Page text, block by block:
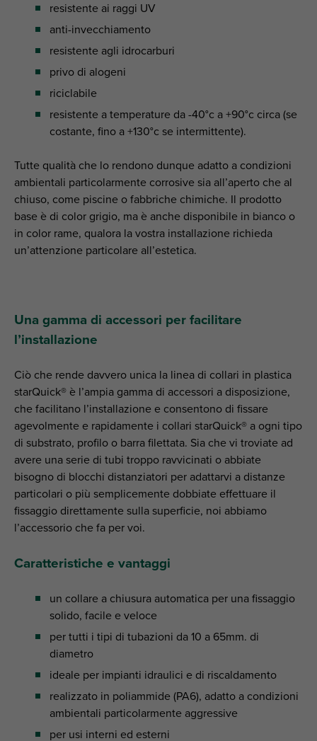
resistente ai raggi UV
anti-invecchiamento
resistente agli idrocarburi
privo di alogeni
riciclabile
resistente a temperature da -40°c a +90°c circa (se
costante, fino a +130°c se intermittente).
Tutte qualità che lo rendono dunque adatto a condizioni
ambientali particolarmente corrosive sia all’aperto che al
chiuso, come piscine o fabbriche chimiche. Il prodotto
base è di color grigio, ma è anche disponibile in bianco o
in color rame, qualora la vostra installazione richieda
un’attenzione particolare all’estetica.
Una gamma di accessori per facilitare
l’installazione
Ciò che rende davvero unica la linea di collari in plastica
starQuick® è l’ampia gamma di accessori a disposizione,
che facilitano l’installazione e consentono di fissare
agevolmente e rapidamente i collari starQuick® a ogni tipo
di substrato, profilo o barra filettata. Sia che vi troviate ad
avere una serie di tubi troppo ravvicinati o abbiate
bisogno di blocchi distanziatori per adattarvi a distanze
particolari o più semplicemente dobbiate effettuare il
fissaggio direttamente sulla superficie, noi abbiamo
l’accessorio che fa per voi.
Caratteristiche e vantaggi
un collare a chiusura automatica per una fissaggio
solido, facile e veloce
per tutti i tipi di tubazioni da 10 a 65mm. di
diametro
ideale per impianti idraulici e di riscaldamento
realizzato in poliammide (PA6), adatto a condizioni
ambientali particolarmente aggressive
per usi interni ed esterni